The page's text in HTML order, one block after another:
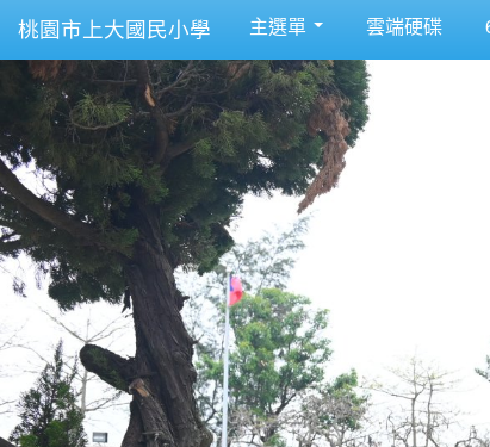
桃園市上大國民小學 主選單 雲端硬碟